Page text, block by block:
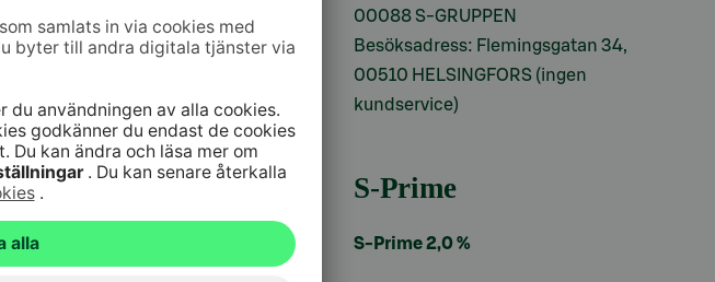
Serviceavgifter
Vanliga frågor
Säker hantering av
bankärenden
00088 S-GRUPPEN
Besöksadress: Flemingsgatan 34,
00510 HELSINGFORS (ingen
kundservice)
S-Prime
S-Prime 2,0 %